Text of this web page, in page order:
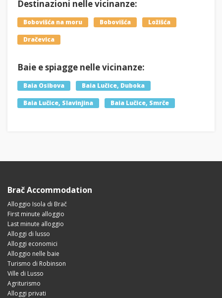
Destinazioni nelle vicinanze:
Bobovišća na moru Bobovišća Ložišća
Dračevica
Baie e spiagge nelle vicinanze:
Baia Osibova Baia Lučice, Duboka
Baia Lučice, Slavinjina Baia Lučice, Smrče
Brač Accommodation
Alloggio Isola di Brač
First minute alloggio
Last minute alloggio
Alloggi di lusso
Alloggi economici
Alloggio nelle baie
Turismo di Robinson
Ville di Lusso
Agriturismo
Alloggi privati